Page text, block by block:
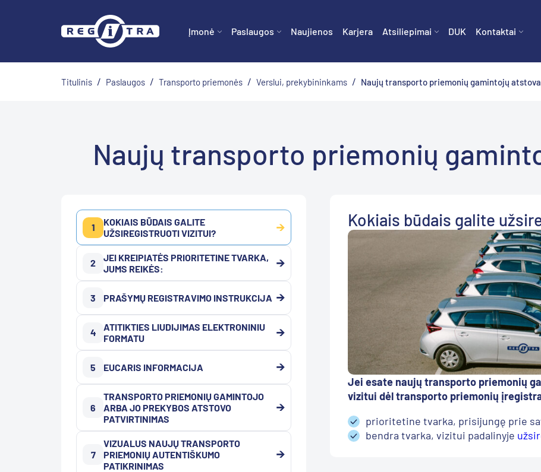
Įmonė Paslaugos Naujienos Karjera Atsiliepimai DUK Kontaktai
Titulinis / Paslaugos / Transporto priemonės / Verslui, prekybininkams / Naujų transporto priemonių gamintojų
Naujų transporto priemonių
1
KOKIAIS BŪDAIS GALITE
UŽSIREGISTRUOTI VIZITUI?
2
JEI KREIPIATĖS PRIORITETINE TVARKA,
JUMS REIKĖS:
3 PRAŠYMŲ REGISTRAVIMO INSTRUKCIJA
4
ATITIKTIES LIUDIJIMAS ELEKTRONINIU
FORMATU
5 EUCARIS INFORMACIJA
6
TRANSPORTO PRIEMONIŲ GAMINTOJO
ARBA JO PREKYBOS ATSTOVO
PATVIRTINIMAS
7
VIZUALUS NAUJŲ TRANSPORTO
PRIEMONIŲ AUTENTIŠKUMO
PATIKRINIMAS
Kokiais būdais galite
Jei esate naujų transporto priemonių
vizitui dėl transporto priemonių
prioritetine tvarka, prisijungę prie
bendra tvarka, vizitui padalinyje